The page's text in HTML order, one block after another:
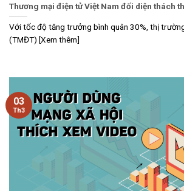
Thương mại điện tử Việt Nam đối diện thách
Với tốc độ tăng trưởng bình quân 30%, thị
(TMĐT) [Xem thêm]
03
Th3